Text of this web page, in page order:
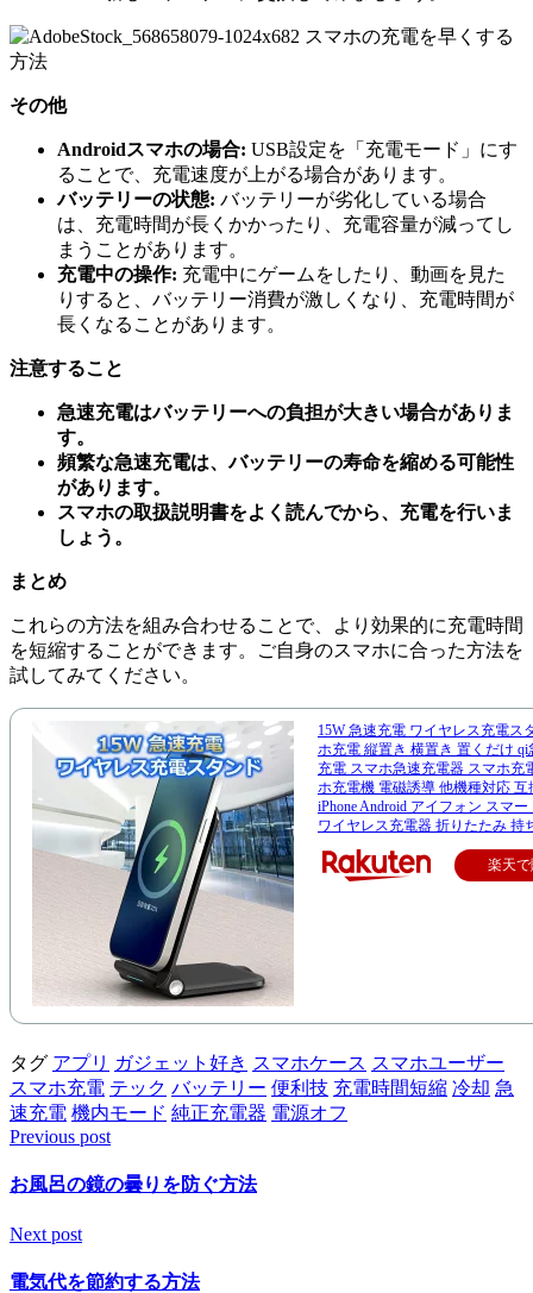
その他
Androidスマホの場合: USB設定を「充電モード」にす
ることで、充電速度が上がる場合があります。
バッテリーの状態: バッテリーが劣化している場合
は、充電時間が長くかかったり、充電容量が減ってし
まうことがあります。
充電中の操作: 充電中にゲームをしたり、動画を見た
りすると、バッテリー消費が激しくなり、充電時間が
長くなることがあります。
注意すること
急速充電はバッテリーへの負担が大きい場合がありま
す。
頻繁な急速充電は、バッテリーの寿命を縮める可能性
があります。
スマホの取扱説明書をよく読んでから、充電を行いま
しょう。
まとめ
これらの方法を組み合わせることで、より効果的に充電時間
を短縮することができます。ご自身のスマホに合った方法を
試してみてください。
15W 急速充電 ワイヤレス充電ス
ホ充電 縦置き 横置き 置くだけ qi
充電 スマホ急速充電器 スマホ充
ホ充電機 電磁誘導 他機種対応 互
iPhone Android アイフォン スマ
ワイヤレス充電器 折りたたみ 持
楽天
タグ アプリ ガジェット好き スマホケース スマホユーザー
スマホ充電 テック バッテリー 便利技 充電時間短縮 冷却 急
速充電 機内モード 純正充電器 電源オフ
Previous post
お風呂の鏡の曇りを防ぐ方法
Next post
電気代を節約する方法